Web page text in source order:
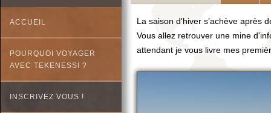
ACCUEIL
POURQUOI VOYAGER
AVEC TEKENESSI ?
INSCRIVEZ VOUS !
La saison d'hiver s’achève après
Vous allez retrouver une mine
attendant je vous livre mes